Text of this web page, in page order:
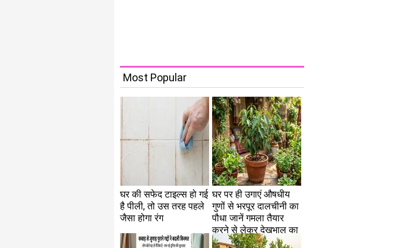
Most Popular
घर की सफेद टाइल्स हो गई
है पीली, तो उस तरह पहले
जैसा होगा रंग
घर पर ही उगाएं औषधीय
गुणों से भरपूर दालचीनी का
पौधा जानें गमला तैयार
करने से लेकर देखभाल का
सही तरीका